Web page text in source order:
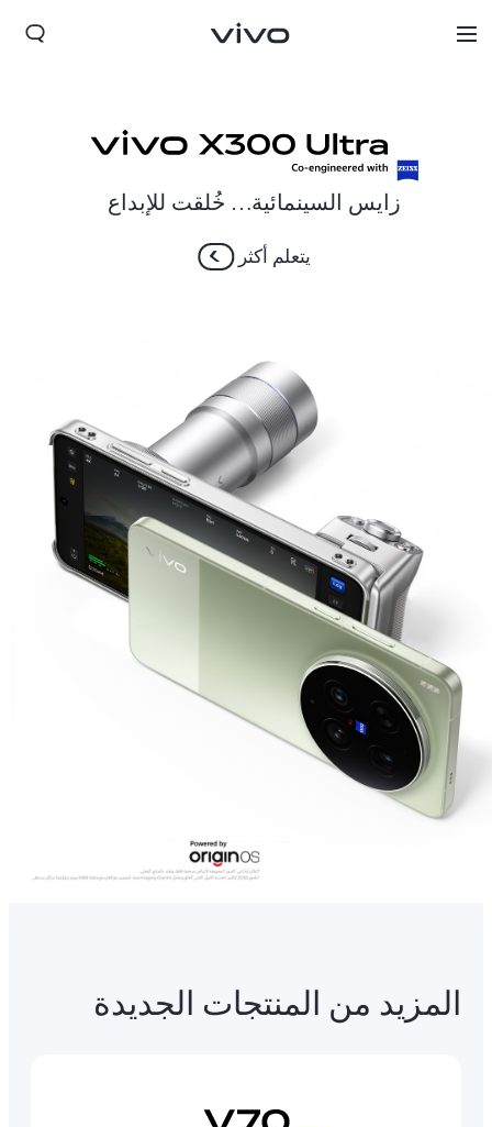
زايس السينمائية… خُلقت للإبداع
يتعلم أكثر
المزيد من المنتجات الجديدة